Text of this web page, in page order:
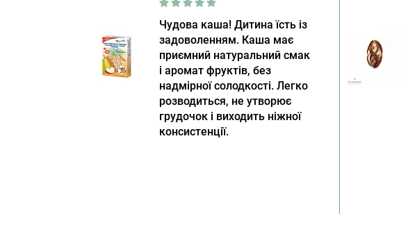
Чудова каша! Дитина їсть із
задоволенням. Каша має
приємний натуральний смак
і аромат фруктів, без
надмірної солодкості. Легко
розводиться, не утворює
грудочок і виходить ніжної
консистенції.